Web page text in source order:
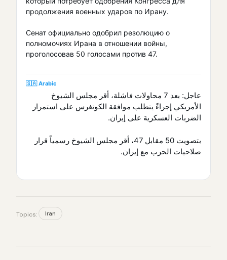
продолжения военных ударов по Ирану.
Сенат официально одобрил резолюцию о
полномочиях Ирана в отношении войны,
проголосовав 50 голосами против 47.
🇸🇦 Arabic
عاجل: بعد 7 محاولات فاشلة، أقر مجلس الشيوخ
الأمريكي إجراءً يتطلب موافقة الكونغرس على استمرار
الضربات العسكرية على إيران.
بتصويت 50 مقابل 47، أقر مجلس الشيوخ رسمياً قرار
صلاحيات الحرب مع إيران.
Topics: Iran